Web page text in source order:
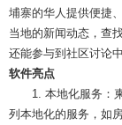
埔寨的华人提供便捷
当地的新闻动态，查
还能参与到社区讨论
软件亮点
1. 本地化服务：
列本地化的服务，如房